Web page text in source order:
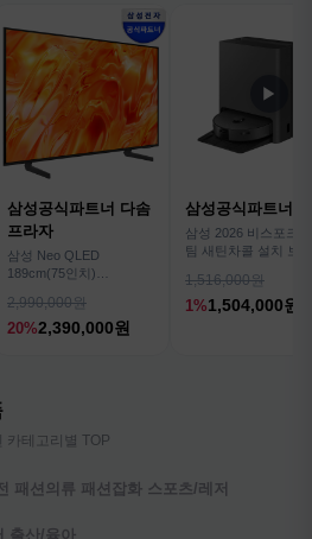
삼성공식파트너 다솜
프라자
삼성 Neo QLED
189cm(75인치)
TV
2,990,000원
20%2,390,000원
삼성공식파트너
삼성 2026 비스포크
팀 새틴차콜 설치 보
1,516,000원
1%1,504,000원
▶
카테고리별 TOP
패션의류 패션잡화 스포츠/레저
출산/육아